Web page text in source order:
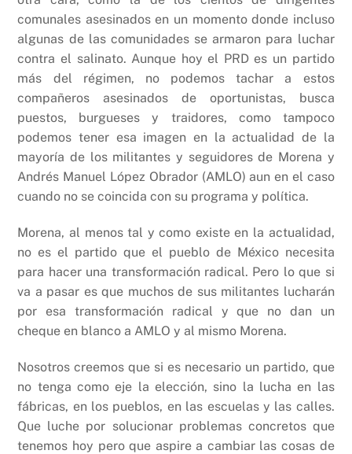
comunales asesinados en un momento donde incluso
algunas de las comunidades se armaron para luchar
contra el salinato. Aunque hoy el PRD es un partido
más del régimen, no podemos tachar a estos
compañeros asesinados de oportunistas, busca
puestos, burgueses y traidores, como tampoco
podemos tener esa imagen en la actualidad de la
mayoría de los militantes y seguidores de Morena y
Andrés Manuel López Obrador (AMLO) aun en el caso
cuando no se coincida con su programa y política.
Morena, al menos tal y como existe en la actualidad,
no es el partido que el pueblo de México necesita
para hacer una transformación radical. Pero lo que si
va a pasar es que muchos de sus militantes lucharán
por esa transformación radical y que no dan un
cheque en blanco a AMLO y al mismo Morena.
Nosotros creemos que si es necesario un partido, que
no tenga como eje la elección, sino la lucha en las
fábricas, en los pueblos, en las escuelas y las calles.
Que luche por solucionar problemas concretos que
tenemos hoy pero que aspire a cambiar las cosas de